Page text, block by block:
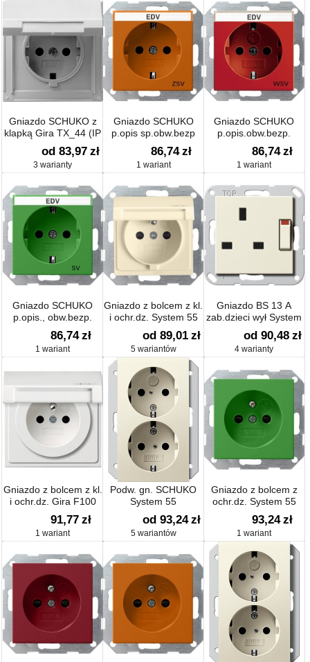
Gniazdo SCHUKO z
klapką Gira TX_44 (IP
44)
od 83,97 zł
3 warianty
Gniazdo SCHUKO
p.opis sp.obw.bezp
System 55
pomarańczowa
86,74 zł
1 wariant
Gniazdo SCHUKO
p.opis.obw.bezp.
System 55 czerwony
86,74 zł
1 wariant
Gniazdo SCHUKO
p.opis., obw.bezp.
System 55 zielony
86,74 zł
1 wariant
Gniazdo z bolcem z kl.
i ochr.dz. System 55
od 89,01 zł
5 wariantów
Gniazdo BS 13 A
zab.dzieci wył System
55
od 90,48 zł
4 warianty
Gniazdo z bolcem z kl.
i ochr.dz. Gira F100
biały
91,77 zł
1 wariant
Podw. gn. SCHUKO
System 55
od 93,24 zł
5 wariantów
Gniazdo z bolcem z
ochr.dz. System 55
zielony
93,24 zł
1 wariant